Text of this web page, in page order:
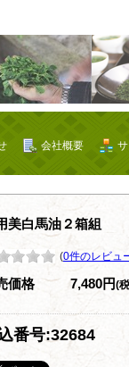
会社概要
美白馬油２箱組
(0件のレビュ
価格 7,480円(
番号:32684